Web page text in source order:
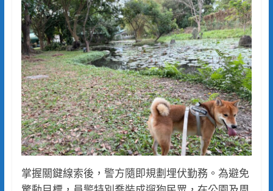
掌握關鍵線索後，警方隨即規劃埋伏勤務。為避免